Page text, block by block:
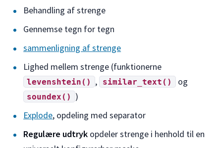
Behandling af strenge
Gennemse tegn for tegn
sammenligning af strenge
Lighed mellem strenge (funktionerne
levenshtein() , similar_text() og
soundex()
)
Explode, opdeling med separator
Regulære udtryk opdeler strenge i henhold til en